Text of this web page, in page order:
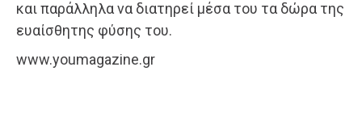
και παράλληλα να διατηρεί μέσα του τα δώρα της
ευαίσθητης φύσης του.
www.youmagazine.gr